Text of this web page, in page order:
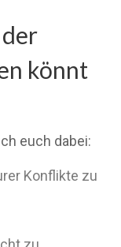
könnt
euch dabei:
Konflikte zu